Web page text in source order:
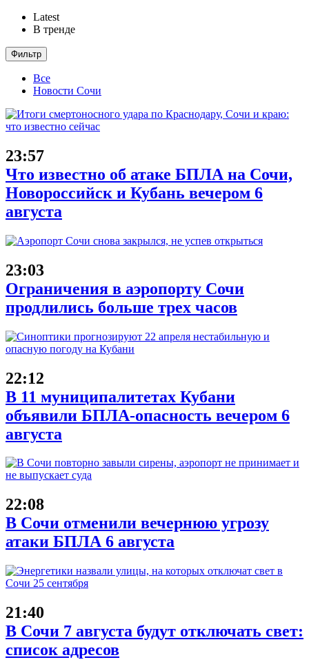
Latest
В тренде
Фильтр
Все
Новости Сочи
23:57
Что известно об атаке БПЛА на Сочи,
Новороссийск и Кубань вечером 6
августа
23:03
Ограничения в аэропорту Сочи
продлились больше трех часов
22:12
В 11 муниципалитетах Кубани
объявили БПЛА-опасность вечером 6
августа
22:08
В Сочи отменили вечернюю угрозу
атаки БПЛА 6 августа
21:40
В Сочи 7 августа будут отключать свет:
список адресов